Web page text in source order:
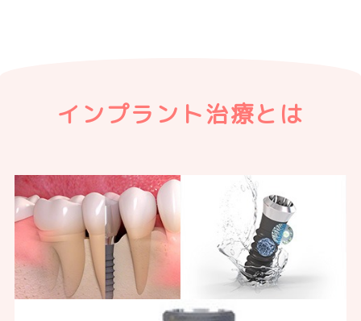
インプラント治療とは